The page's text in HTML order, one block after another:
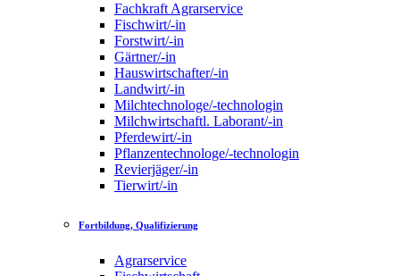
Fachkraft Agrarservice
Fischwirt/-in
Forstwirt/-in
Gärtner/-in
Hauswirtschafter/-in
Landwirt/-in
Milchtechnologe/-technologin
Milchwirtschaftl. Laborant/-in
Pferdewirt/-in
Pflanzentechnologe/-technologin
Revierjäger/-in
Tierwirt/-in
Fortbildung, Qualifizierung
Agrarservice